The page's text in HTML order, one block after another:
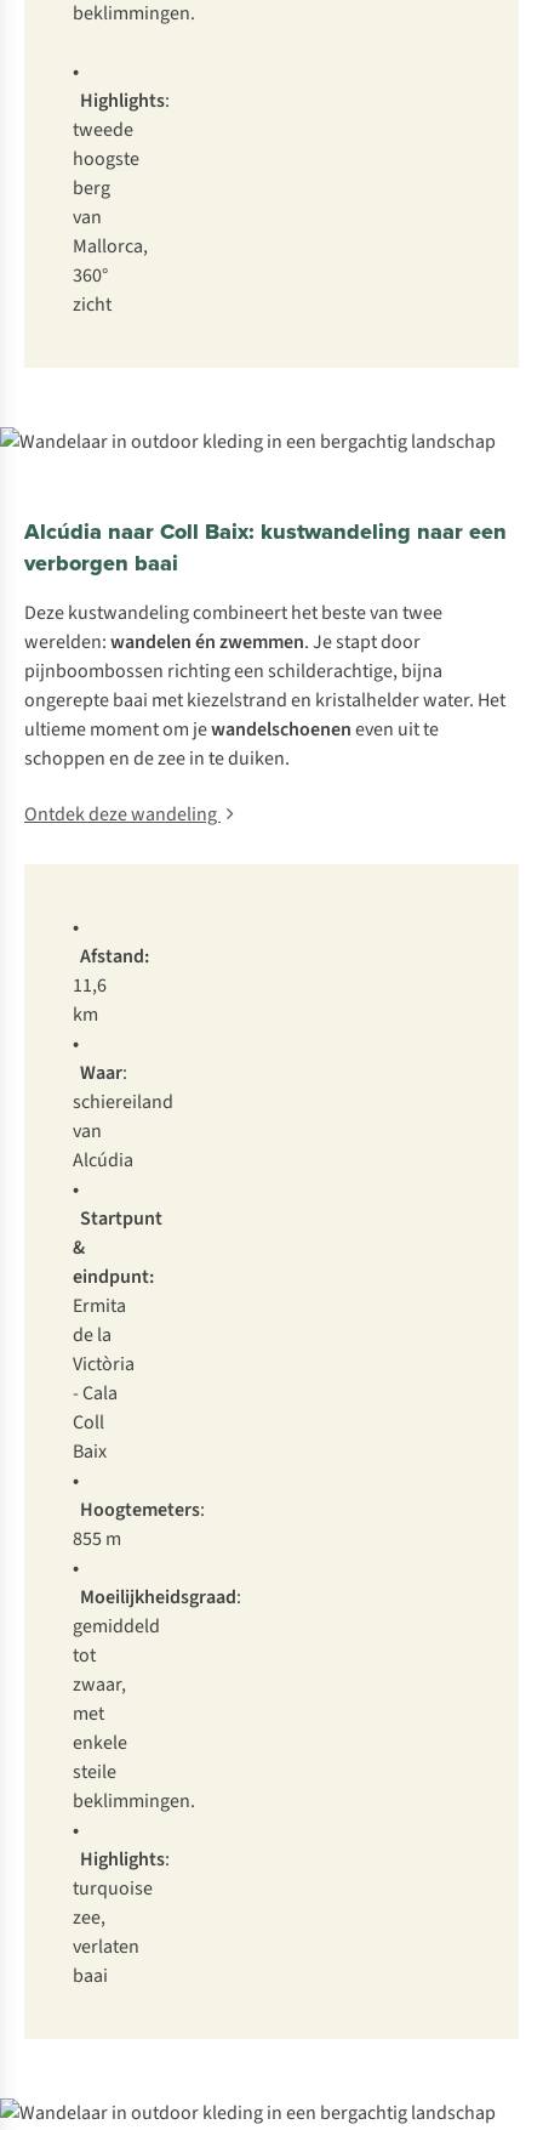
beklimmingen.
•
Highlights:
tweede
hoogste
berg
van
Mallorca,
360°
zicht
Alcúdia naar Coll Baix: kustwandeling naar een
verborgen baai
Deze kustwandeling combineert het beste van twee
werelden:wandelen én zwemmen. Je stapt door
pijnboombossen richting een schilderachtige, bijna
ongerepte baai met kiezelstrand en kristalhelder water. Het
ultieme moment om jewandelschoeneneven uit te
schoppen en de zee in te duiken.
Ontdek deze wandeling
•
Afstand:
11,6
km
•
Waar:
schiereiland
van
Alcúdia
•
Startpunt
&
eindpunt:
Ermita
de la
Victòria
- Cala
Coll
Baix
•
Hoogtemeters:
855 m
•
Moeilijkheidsgraad:
gemiddeld
tot
zwaar,
met
enkele
steile
beklimmingen.
•
Highlights:
turquoise
zee,
verlaten
baai